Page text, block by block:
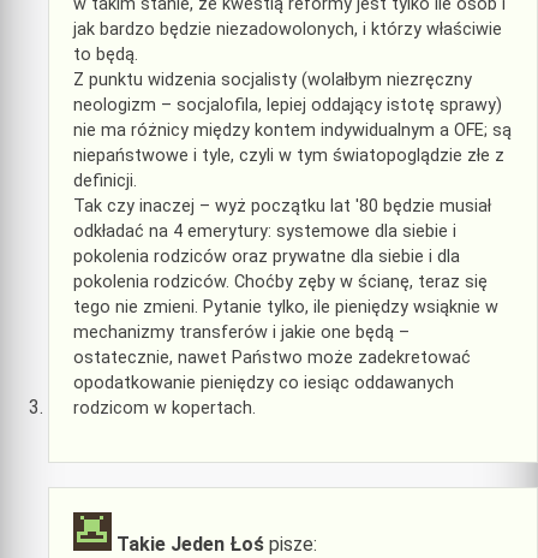
jak bardzo będzie niezadowolonych, i którzy właściwie
to będą.
Z punktu widzenia socjalisty (wolałbym niezręczny
neologizm – socjalofila, lepiej oddający istotę sprawy)
nie ma różnicy między kontem indywidualnym a OFE; są
niepaństwowe i tyle, czyli w tym światopoglądzie złe z
definicji.
Tak czy inaczej – wyż początku lat '80 będzie musiał
odkładać na 4 emerytury: systemowe dla siebie i
pokolenia rodziców oraz prywatne dla siebie i dla
pokolenia rodziców. Choćby zęby w ścianę, teraz się
tego nie zmieni. Pytanie tylko, ile pieniędzy wsiąknie w
mechanizmy transferów i jakie one będą –
ostatecznie, nawet Państwo może zadekretować
opodatkowanie pieniędzy co iesiąc oddawanych
rodzicom w kopertach.
Takie Jeden Łoś pisze: